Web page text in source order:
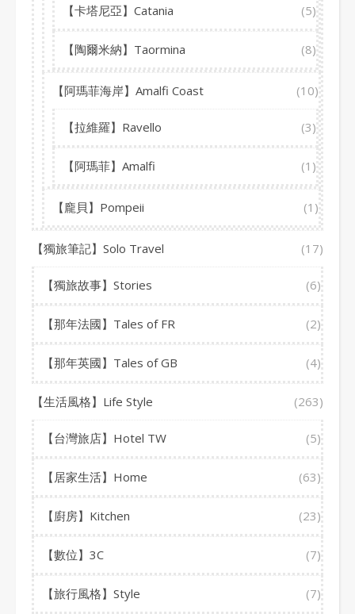
【卡塔尼亞】Catania (5)
【陶爾米納】Taormina (8)
【阿瑪菲海岸】Amalfi Coast (10)
【拉維羅】Ravello (3)
【阿瑪菲】Amalfi (1)
【龐貝】Pompeii (1)
【獨旅筆記】Solo Travel (17)
【獨旅故事】Stories (6)
【那年法國】Tales of FR (2)
【那年英國】Tales of GB (4)
【生活風格】Life Style (263)
【台灣旅店】Hotel TW (5)
【居家生活】Home (63)
【廚房】Kitchen (23)
【數位】3C (7)
【旅行風格】Style (7)